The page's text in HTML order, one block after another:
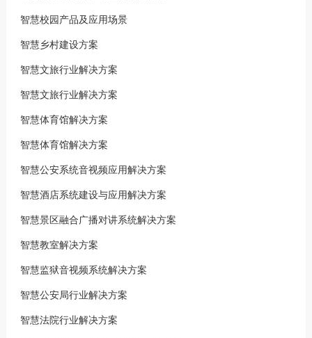
智慧校园产品及应用场景
智慧乡村建设方案
智慧文旅行业解决方案
智慧文旅行业解决方案
智慧体育馆解决方案
智慧体育馆解决方案
智慧公安系统音视频应用解决方案
智慧酒店系统建设与应用解决方案
智慧景区融合广播对讲系统解决方案
智慧教室解决方案
智慧监狱音视频系统解决方案
智慧公安局行业解决方案
智慧法院行业解决方案